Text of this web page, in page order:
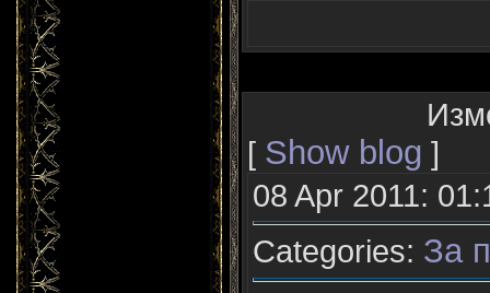
[ Show blog ]
08 Apr 2011:
Categories: За